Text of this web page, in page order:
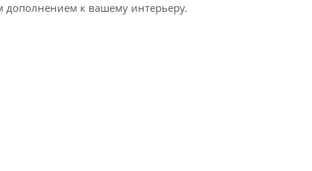
дополнением к вашему интерьеру.